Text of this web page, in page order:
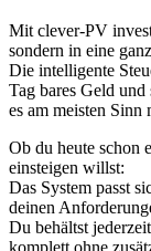
Mit clever-PV
sondern in eine
Die intelligente
Tag bares Geld
es am meisten
Ob du heute schon
einsteigen willst:
Das System passt
deinen
Du behältst